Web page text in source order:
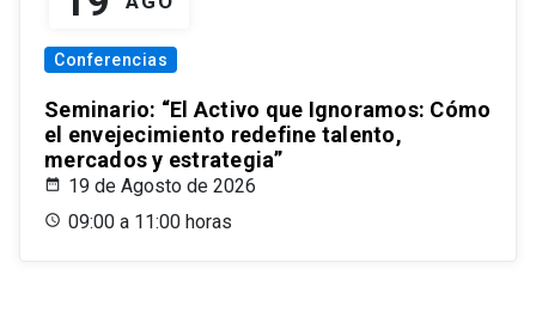
Conferencias
Seminario: “El Activo que Ignoramos: Cómo
el envejecimiento redefine talento,
mercados y estrategia”
19 de Agosto de 2026
09:00 a 11:00 horas